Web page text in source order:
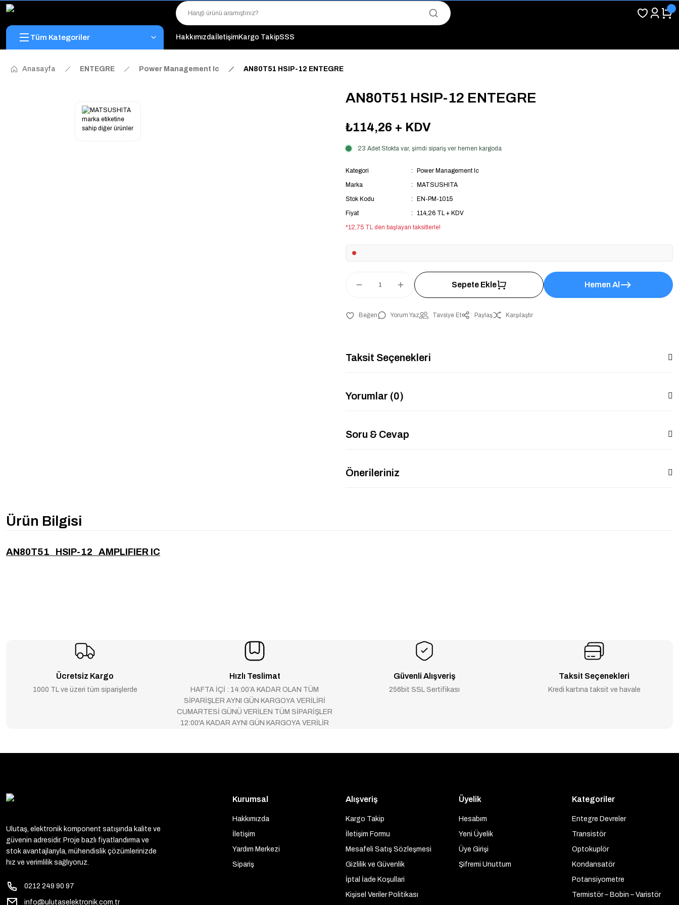
"Toptan Fiyatına Perakende Satış Avantajını Kaçırmayın!"
"Üyelere Özel: Stok Önceliği ve Proje Fiyatları."
Tüm Kategoriler HakkımızdaİletişimKargo TakipSSS
Anasayfa ENTEGRE Power Management Ic AN80T51 HSIP-12 ENTEGRE
AN80T51 HSIP-12 ENTEGRE
₺114,26 + KDV
23 Adet Stokta var, şimdi sipariş ver hemen kargoda
Kategori
Power Management Ic
Marka
MATSUSHITA
Stok Kodu
EN-PM-1015
Fiyat
114,26 TL + KDV
*12,75 TL den başlayan taksitlerle!
Sepete Ekle Hemen Al
Yorum Yaz Tavsiye Et Paylaş Karşılaştır
Taksit Seçenekleri
Yorumlar (0)
Soru & Cevap
Önerileriniz
Ürün Bilgisi
AN80T51 HSIP-12 AMPLIFIER IC
Ücretsiz Kargo
1000 TL ve üzeri tüm siparişlerde
Hızlı Teslimat
HAFTA İÇİ : 14:00’A KADAR OLAN TÜM
SİPARİŞLER AYNI GÜN KARGOYA VERİLİRİ
CUMARTESİ GÜNÜ VERİLEN TÜM SİPARİŞLER
12:00'A KADAR AYNI GÜN KARGOYA VERİLİR
Güvenli Alışveriş
256bit SSL Sertifikası
Taksit Seçenekleri
Kredi kartına taksit ve havale
Ulutaş, elektronik komponent satışında kalite ve
güvenin adresidir. Proje bazlı fiyatlandırma ve
stok avantajlarıyla, mühendislik çözümlerinizde
hız ve verimlilik sağlıyoruz.
0212 249 90 97
info@ulutaselektronik.com.tr
Kurumsal
Hakkımızda
İletişim
Yardım Merkezi
Sipariş
Alışveriş
Kargo Takip
İletişim Formu
Mesafeli Satış Sözleşmesi
Gizlilik ve Güvenlik
İptal İade Koşullari
Kişisel Veriler Politikası
Üyelik
Hesabım
Yeni Üyelik
Üye Girişi
Şifremi Unuttum
Kategoriler
Entegre Devreler
Transistör
Optokuplör
Kondansatör
Potansiyometre
Termistör – Bobin – Varistör